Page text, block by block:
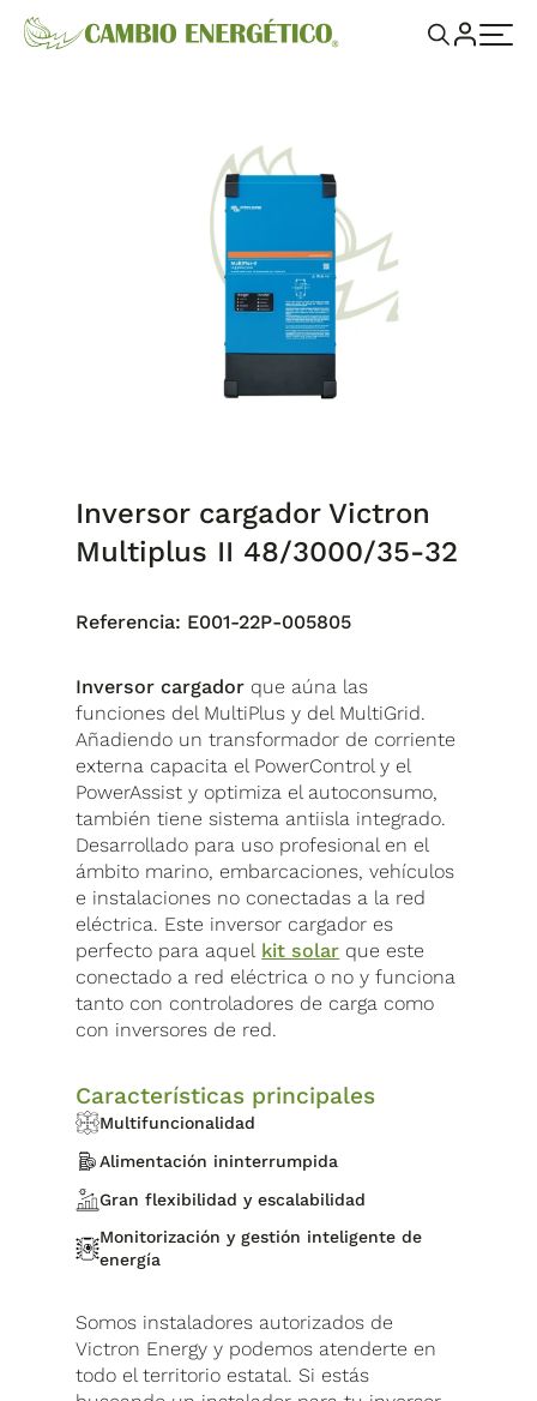
Inversor cargador Victron
Multiplus II 48/3000/35-32
Referencia: E001-22P-005805
Inversor cargador que aúna las
funciones del MultiPlus y del MultiGrid.
Añadiendo un transformador de corriente
externa capacita el PowerControl y el
PowerAssist y optimiza el autoconsumo,
también tiene sistema antiisla integrado.
Desarrollado para uso profesional en el
ámbito marino, embarcaciones, vehículos
e instalaciones no conectadas a la red
eléctrica. Este inversor cargador es
perfecto para aquel kit solar que este
conectado a red eléctrica o no y funciona
tanto con controladores de carga como
con inversores de red.
Características principales
Multifuncionalidad
Alimentación ininterrumpida
Gran flexibilidad y escalabilidad
Monitorización y gestión inteligente de
energía
Somos instaladores autorizados de
Victron Energy y podemos atenderte en
todo el territorio estatal. Si estás